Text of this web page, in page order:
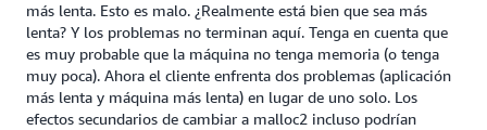
más lenta. Esto es malo. ¿Realmente está bien que sea más
lenta? Y los problemas no terminan aquí. Tenga en cuenta que
es muy probable que la máquina no tenga memoria (o tenga
muy poca). Ahora el cliente enfrenta dos problemas (aplicación
más lenta y máquina más lenta) en lugar de uno solo. Los
efectos secundarios de cambiar a malloc2 incluso podrían